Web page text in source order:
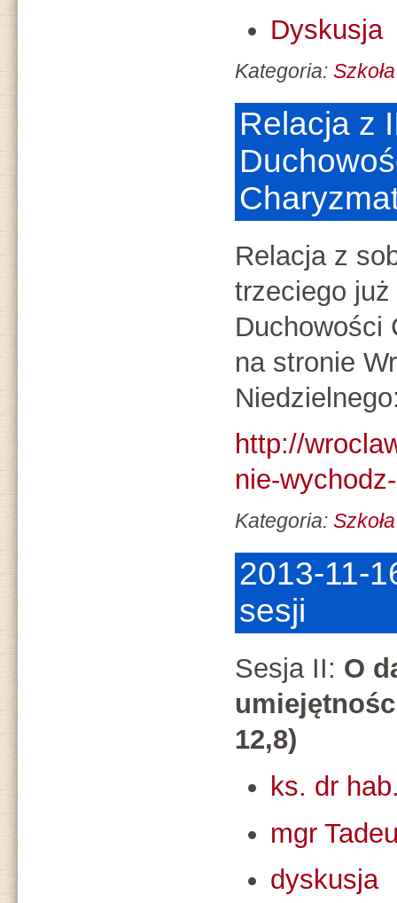
Dyskusja
Kategoria:
Relacja z
Relacja z
trzeciego już
Duchowości
na stronie
http://
nie-
Kategoria:
2013-11-
sesji
Sesja II: O d
12,8)
ks. dr
mgr
dyskusja